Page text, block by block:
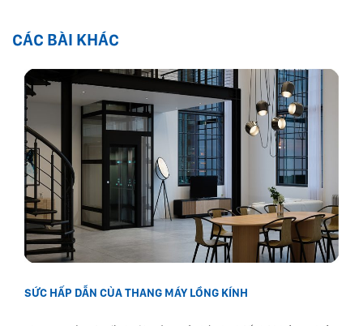
CÁC BÀI KHÁC
SỨC HẤP DẪN CỦA THANG MÁY LỒNG KÍNH